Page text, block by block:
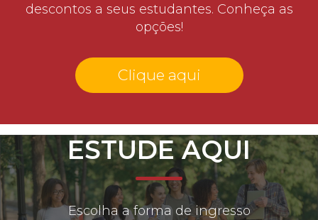
descontos a seus estudantes. Conheça as
opções!
Clique aqui
ESTUDE AQUI
Escolha a forma de ingresso